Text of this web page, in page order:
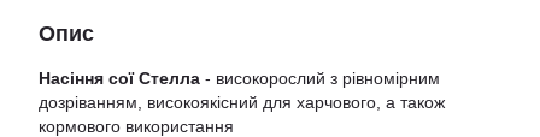
Опис
Насіння сої Стелла - високорослий з рівномірним
дозріванням, високоякісний для харчового, а також
кормового використання